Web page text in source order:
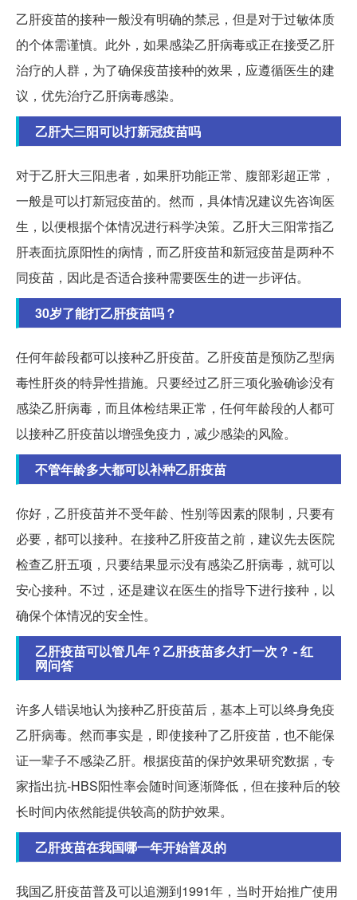
乙肝疫苗的接种一般没有明确的禁忌，但是对于过敏体质
的个体需谨慎。此外，如果感染乙肝病毒或正在接受乙肝
治疗的人群，为了确保疫苗接种的效果，应遵循医生的建
议，优先治疗乙肝病毒感染。
乙肝大三阳可以打新冠疫苗吗
对于乙肝大三阳患者，如果肝功能正常、腹部彩超正常，
一般是可以打新冠疫苗的。然而，具体情况建议先咨询医
生，以便根据个体情况进行科学决策。乙肝大三阳常指乙
肝表面抗原阳性的病情，而乙肝疫苗和新冠疫苗是两种不
同疫苗，因此是否适合接种需要医生的进一步评估。
30岁了能打乙肝疫苗吗？
任何年龄段都可以接种乙肝疫苗。乙肝疫苗是预防乙型病
毒性肝炎的特异性措施。只要经过乙肝三项化验确诊没有
感染乙肝病毒，而且体检结果正常，任何年龄段的人都可
以接种乙肝疫苗以增强免疫力，减少感染的风险。
不管年龄多大都可以补种乙肝疫苗
你好，乙肝疫苗并不受年龄、性别等因素的限制，只要有
必要，都可以接种。在接种乙肝疫苗之前，建议先去医院
检查乙肝五项，只要结果显示没有感染乙肝病毒，就可以
安心接种。不过，还是建议在医生的指导下进行接种，以
确保个体情况的安全性。
乙肝疫苗可以管几年？乙肝疫苗多久打一次？ - 红
网问答
许多人错误地认为接种乙肝疫苗后，基本上可以终身免疫
乙肝病毒。然而事实是，即使接种了乙肝疫苗，也不能保
证一辈子不感染乙肝。根据疫苗的保护效果研究数据，专
家指出抗-HBS阳性率会随时间逐渐降低，但在接种后的较
长时间内依然能提供较高的防护效果。
乙肝疫苗在我国哪一年开始普及的
我国乙肝疫苗普及可以追溯到1991年，当时开始推广使用